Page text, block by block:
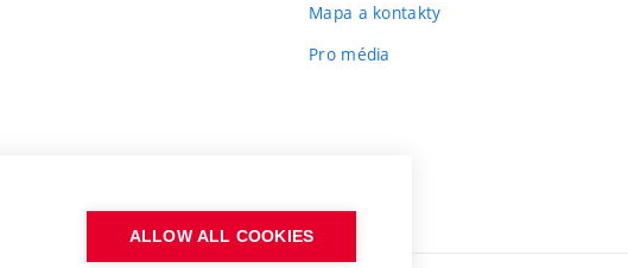
Mapa a kontakty
Pro média
ALLOW ALL COOKIES